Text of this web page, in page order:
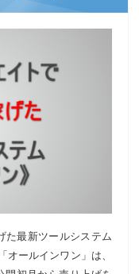
た最新ツールシステム
オールインワン」は、